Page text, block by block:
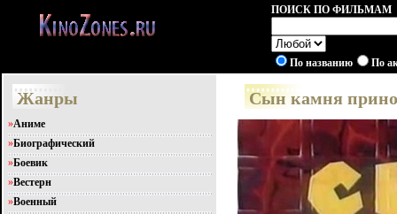
ПОИСК ПО ФИЛЬМАМ
По названию По
Жанры
»Аниме
»Биографический
»Боевик
»Вестерн
»Военный
Сын камня